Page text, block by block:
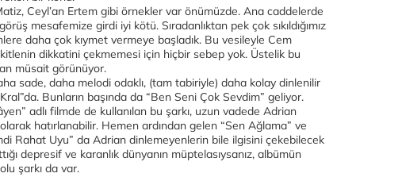
Ceyl’an Ertem gibi örnekler var önümüzde. Ana caddelerde
mesafemize girdi iyi kötü. Sıradanlıktan pek çok sıkıldığımız
daha çok kıymet vermeye başladık. Bu vesileyle Cem
dikkatini çekmemesi için hiçbir sebep yok. Üstelik bu
müsait görünüyor.
sade, daha melodi odaklı, (tam tabiriyle) daha kolay dinlenilir
Bunların başında da “Ben Seni Çok Sevdim” geliyor.
adlı filmde de kullanılan bu şarkı, uzun vadede Adrian
hatırlanabilir. Hemen ardından gelen “Sen Ağlama” ve
Rahat Uyu” da Adrian dinlemeyenlerin bile ilgisini çekebilecek
depresif ve karanlık dünyanın müptelasıysanız, albümün
şarkı da var.